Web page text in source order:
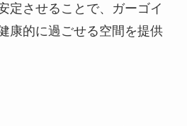
定させることで、ガーゴイ
康的に過ごせる空間を提供